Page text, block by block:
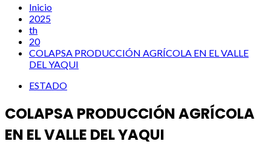
Inicio
2025
th
20
COLAPSA PRODUCCIÓN AGRÍCOLA EN EL VALLE
DEL YAQUI
ESTADO
COLAPSA PRODUCCIÓN AGRÍCOLA
EN EL VALLE DEL YAQUI